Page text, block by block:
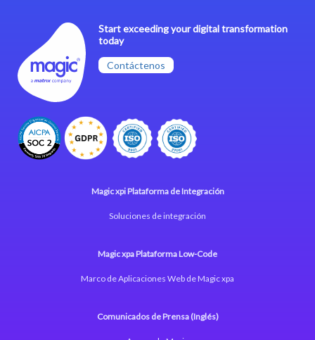
Start exceeding your digital transformation
today
Contáctenos
Magic xpi Plataforma de Integración
Soluciones de integración
Magic xpa Plataforma Low-Code
Marco de Aplicaciones Web de Magic xpa
Comunicados de Prensa (Inglés)